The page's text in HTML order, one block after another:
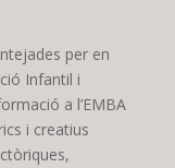
per en
Infantil i
a l’EMBA
i creatius